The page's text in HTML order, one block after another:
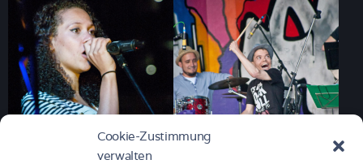
Cookie-Zustimmung
verwalten